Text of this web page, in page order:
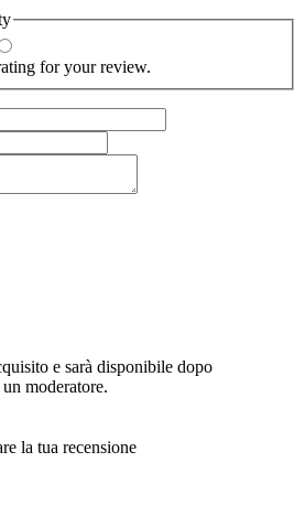
for your review.
e sarà disponibile dopo
moderatore.
la tua recensione